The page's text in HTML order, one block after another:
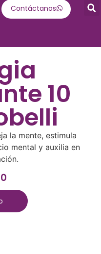
Contáctanos
10
la mente, estimula
mental y auxilia en